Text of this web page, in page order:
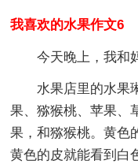
我喜欢的水果作文6
今天晚上，我和
水果店里的水果
果、猕猴桃、苹果
果，和猕猴桃。黄色
黄色的皮就能看到白